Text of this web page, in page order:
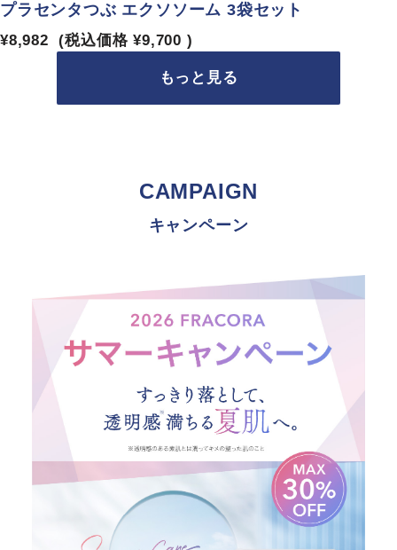
プラセンタつぶ エクソソーム 3袋セット
¥8,982 (税込価格 ¥9,700 )
もっと見る
CAMPAIGN
キャンペーン